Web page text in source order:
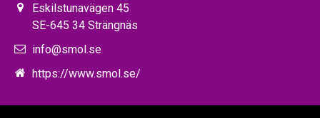
Eskilstunavägen 45
SE-645 34 Strängnäs
info@smol.se
https://www.smol.se/